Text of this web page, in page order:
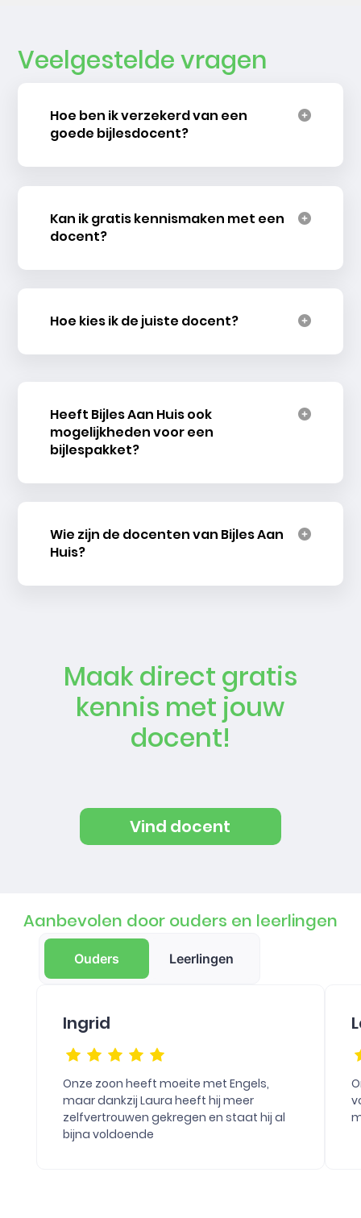
Veelgestelde vragen
Hoe ben ik verzekerd van een
goede bijlesdocent?
Kan ik gratis kennismaken met een
docent?
Hoe kies ik de juiste docent?
Heeft Bijles Aan Huis ook
mogelijkheden voor een
bijlespakket?
Wie zijn de docenten van Bijles Aan
Huis?
Maak direct gratis
kennis met jouw
docent!
Vind docent
Aanbevolen door ouders en leerlingen
Ouders Leerlingen
Ingrid
Onze zoon heeft moeite met Engels,
maar dankzij Laura heeft hij meer
zelfvertrouwen gekregen en staat hij al
bijna voldoende